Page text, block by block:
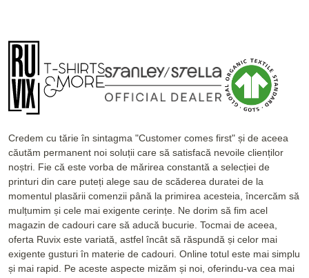
Credem cu tărie în sintagma "Customer comes first" și de aceea
căutăm permanent noi soluții care să satisfacă nevoile clienților
noștri. Fie că este vorba de mărirea constantă a selecției de
printuri din care puteți alege sau de scăderea duratei de la
momentul plasării comenzii până la primirea acesteia, încercăm să
mulțumim și cele mai exigente cerințe. Ne dorim să fim acel
magazin de cadouri care să aducă bucurie. Tocmai de aceea,
oferta Ruvix este variată, astfel încât să răspundă și celor mai
exigente gusturi în materie de cadouri. Online totul este mai simplu
și mai rapid. Pe aceste aspecte mizăm și noi, oferindu-va cea mai